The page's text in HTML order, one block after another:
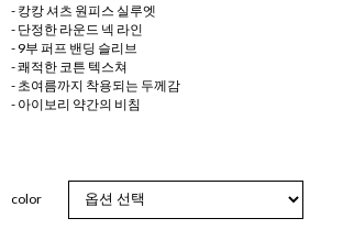
- 캉캉 셔츠 원피스 실루엣
- 단정한 라운드 넥 라인
- 9부 퍼프 밴딩 슬리브
- 쾌적한 코튼 텍스쳐
- 초여름까지 착용되는 두께감
- 아이보리 약간의 비침
color